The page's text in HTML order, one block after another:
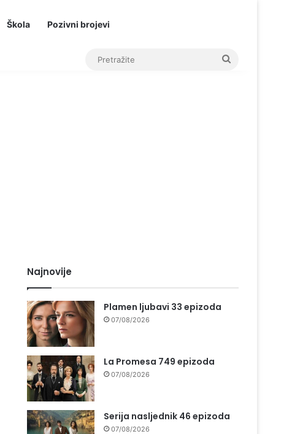
Škola Pozivni brojevi
Najnovije
Plamen ljubavi 33 epizoda
07/08/2026
La Promesa 749 epizoda
07/08/2026
Serija nasljednik 46 epizoda
07/08/2026